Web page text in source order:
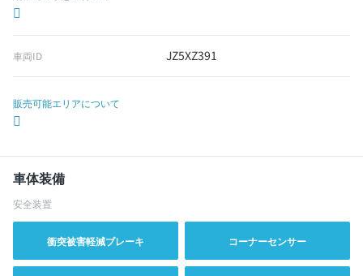
車両ID JZ5XZ391
販売可能エリアについて
車体装備
安全装置
衝突被害軽減ブレーキ コーナーセンサー